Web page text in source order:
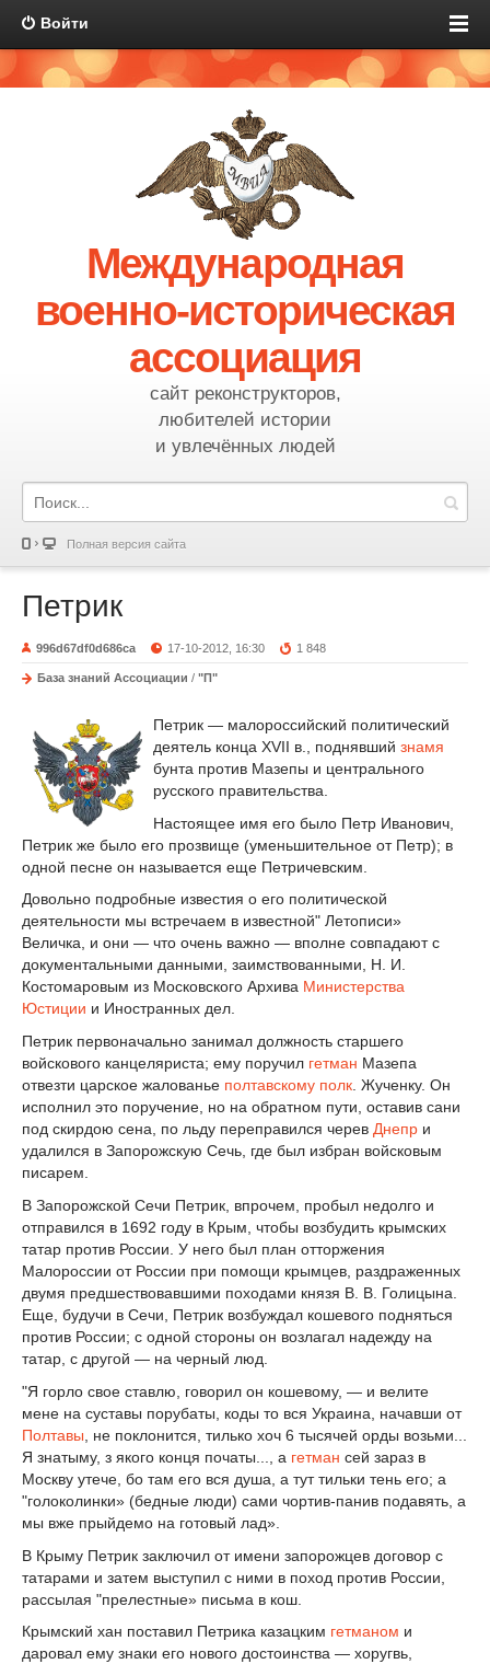
Войти
Международная
военно-историческая
ассоциация
сайт реконструкторов,
любителей истории
и увлечённых людей
Полная версия сайта
Петрик
996d67df0d686ca 17-10-2012, 16:30 1 848
База знаний Ассоциации / "П"
Петрик — малороссийский политический
деятель конца XVII в., поднявший знамя
бунта против Мазепы и центрального
русского правительства.
Настоящее имя его было Петр Иванович,
Петрик же было его прозвище (уменьшительное от Петр); в
одной песне он называется еще Петричевским.
Довольно подробные известия о его политической
деятельности мы встречаем в известной" Летописи»
Величка, и они — что очень важно — вполне совпадают с
документальными данными, заимствованными, Н. И.
Костомаровым из Московского Архива Министерства
Юстиции и Иностранных дел.
Петрик первоначально занимал должность старшего
войскового канцеляриста; ему поручил гетман Мазепа
отвезти царское жалованье полтавскому полк . Жученку. Он
исполнил это поручение, но на обратном пути, оставив сани
под скирдою сена, по льду переправился черев Днепр и
удалился в Запорожскую Сечь, где был избран войсковым
писарем.
В Запорожской Сечи Петрик, впрочем, пробыл недолго и
отправился в 1692 году в Крым, чтобы возбудить крымских
татар против России. У него был план отторжения
Малороссии от России при помощи крымцев, раздраженных
двумя предшествовавшими походами князя В. В. Голицына.
Еще, будучи в Сечи, Петрик возбуждал кошевого подняться
против России; с одной стороны он возлагал надежду на
татар, с другой — на черный люд.
"Я горло свое ставлю, говорил он кошевому, — и велите
мене на суставы порубаты, коды то вся Украина, начавши от
Полтавы , не поклонится, тилько хоч 6 тысячей орды возьми...
Я знатыму, з якого конця початы..., а гетман сей зараз в
Москву утече, бо там его вся душа, а тут тильки тень его; а
"голоколинки» (бедные люди) сами чортив-панив подавять, а
мы вже прыйдемо на готовый лад».
В Крыму Петрик заключил от имени запорожцев договор с
татарами и затем выступил с ними в поход против России,
рассылая "прелестные» письма в кош.
Крымский хан поставил Петрика казацким гетманом и
даровал ему знаки его нового достоинства — хоругвь,